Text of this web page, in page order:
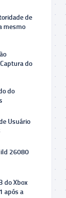
de
mesmo
do
do
Usuário
26080
do Xbox
após a